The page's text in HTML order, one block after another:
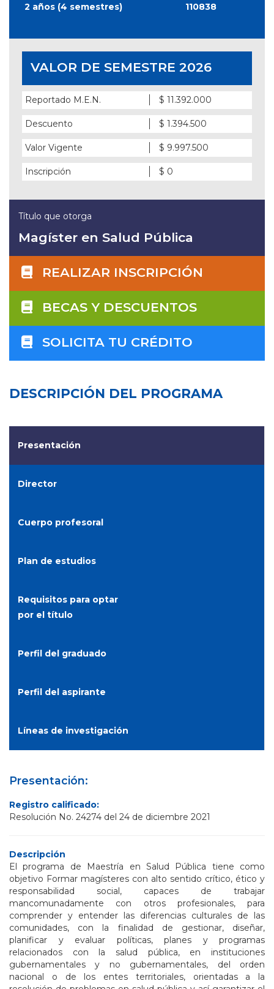
2 años (4 semestres)
110838
VALOR DE SEMESTRE 2026
Reportado M.E.N. $ 11.392.000
Descuento $ 1.394.500
Valor Vigente $ 9.997.500
Inscripción $ 0
Título que otorga
Magíster en Salud Pública
REALIZAR INSCRIPCIÓN
BECAS Y DESCUENTOS
SOLICITA TU CRÉDITO
DESCRIPCIÓN DEL PROGRAMA
Presentación
Director
Cuerpo profesoral
Plan de estudios
Requisitos para optar
por el título
Perfil del graduado
Perfil del aspirante
Líneas de investigación
Presentación:
Registro calificado:
Resolución No. 24274 del 24 de diciembre 2021
Descripción
El programa de Maestría en Salud Pública tiene como
objetivo Formar magísteres con alto sentido crítico, ético y
responsabilidad social, capaces de trabajar
mancomunadamente con otros profesionales, para
comprender y entender las diferencias culturales de las
comunidades, con la finalidad de gestionar, diseñar,
planificar y evaluar políticas, planes y programas
relacionados con la salud pública, en instituciones
gubernamentales y no gubernamentales, del orden
nacional o de los entes territoriales, orientadas a la